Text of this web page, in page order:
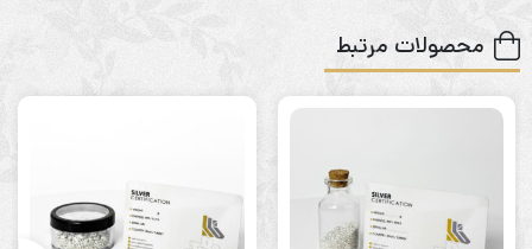
محصولات مرتبط